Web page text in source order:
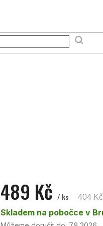
489 Kč / ks 404
Měrná
Skladem na pobočce v